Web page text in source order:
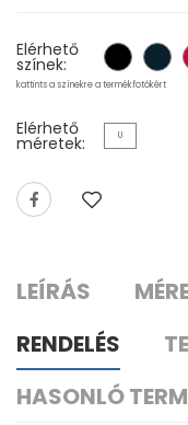
Elérhető
színek:
kattints a színekre a termékfotókért
Elérhető
méretek: U
LEÍRÁS
RENDELÉS
HASONLÓ